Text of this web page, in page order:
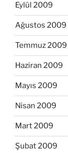
Eylül 2009
Ağustos 2009
Temmuz 2009
Haziran 2009
Mayıs 2009
Nisan 2009
Mart 2009
Şubat 2009